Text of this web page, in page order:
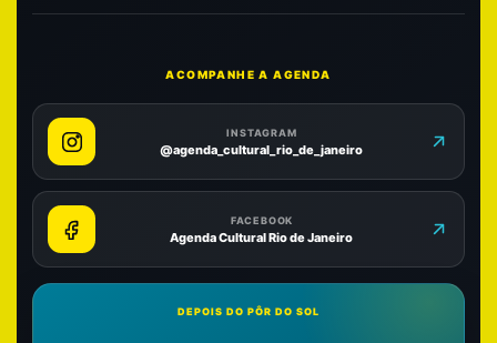
ACOMPANHE A AGENDA
INSTAGRAM
@agenda_cultural_rio_de_janeiro
FACEBOOK
Agenda Cultural Rio de Janeiro
DEPOIS DO PÔR DO SOL